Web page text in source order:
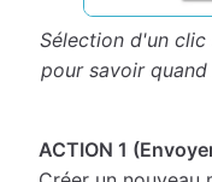
Sélection d'un clic
pour savoir
ACTION 1